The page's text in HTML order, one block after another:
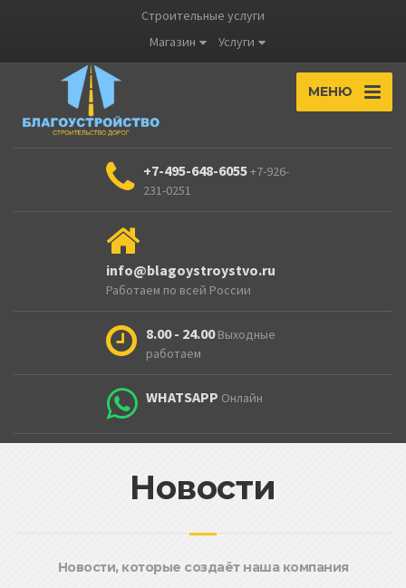
Строительные услуги
Магазин
Услуги
МЕНЮ
+7-495-648-6055+7-926-
231-0251
info@blagoystroystvo.ru
Работаем по всей России
8.00 - 24.00 Выходные
работаем
WHATSAPP Онлайн
Новости
Новости, которые создаёт наша компания